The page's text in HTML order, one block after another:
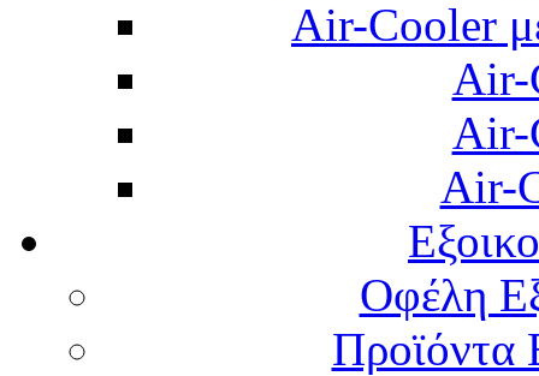
Air-Cooler
Air-
Air-
Air-
Οφέλη
Προϊόντα